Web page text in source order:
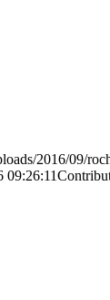
2016/09/
09:26:11